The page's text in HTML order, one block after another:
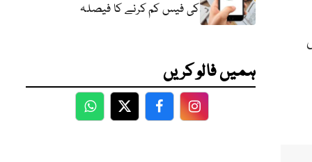
کی فیس کم کرنے کا فیصلہ
ہمیں فالو کریں
WhatsApp
TwitterFacebookFacebook